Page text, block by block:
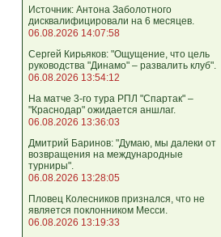
Источник: Антона Заболотного
дисквалифицировали на 6 месяцев.
06.08.2026 14:07:58
Сергей Кирьяков: "Ощущение, что цель
руководства "Динамо" – развалить клуб".
06.08.2026 13:54:12
На матче 3-го тура РПЛ "Спартак" –
"Краснодар" ожидается аншлаг.
06.08.2026 13:36:03
Дмитрий Баринов: "Думаю, мы далеки от
возвращения на международные
турниры".
06.08.2026 13:28:05
Пловец Колесников признался, что не
является поклонником Месси.
06.08.2026 13:19:33